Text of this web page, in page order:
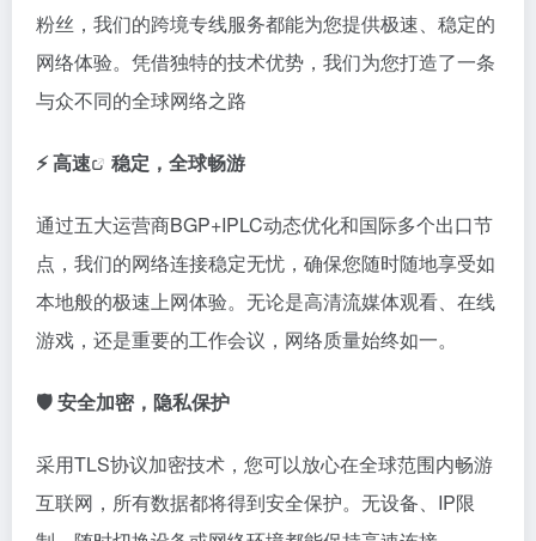
粉丝，我们的跨境专线服务都能为您提供极速、稳定的
网络体验。凭借独特的技术优势，我们为您打造了一条
与众不同的全球网络之路
⚡️高速 稳定，全球畅游
通过五大运营商BGP+IPLC动态优化和国际多个出口节
点，我们的网络连接稳定无忧，确保您随时随地享受如
本地般的极速上网体验。无论是高清流媒体观看、在线
游戏，还是重要的工作会议，网络质量始终如一。
🛡️ 安全加密，隐私保护
采用TLS协议加密技术，您可以放心在全球范围内畅游
互联网，所有数据都将得到安全保护。无设备、IP限